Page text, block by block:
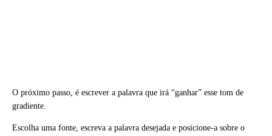
O próximo passo, é escrever a palavra que irá “ganhar” esse tom de
gradiente.
Escolha uma fonte, escreva a palavra desejada e posicione-a sobre o